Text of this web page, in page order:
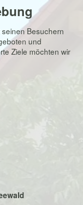
Besuchern
und
Ziele möchten wir